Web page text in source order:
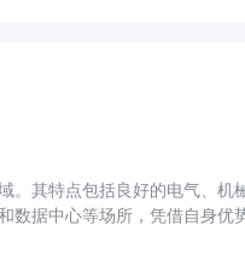
。其特点包括良好的电气、机
数据中心等场所，凭借自身优